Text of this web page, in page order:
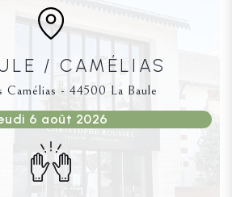
/ CAMÉLIAS
Camélias - 44500 La Baule
6 août 2026